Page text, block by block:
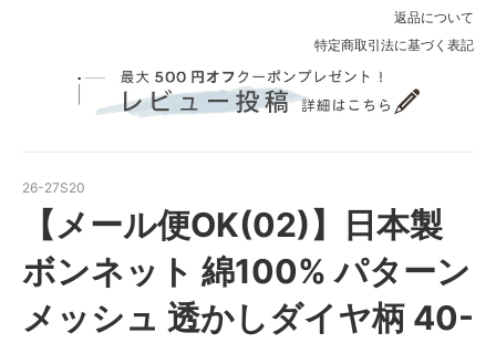
返品について
特定商取引法に基づく表記
26-27S20
【メール便OK(02)】日本製
ボンネット 綿100% パターン
メッシュ 透かしダイヤ柄 40-